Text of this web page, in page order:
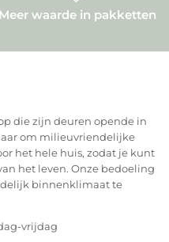
Meer waarde in pakketten
die zijn deuren opende in
om milieuvriendelijke
het hele huis, zodat je kunt
het leven. Onze bedoeling
binnenklimaat te
vrijdag